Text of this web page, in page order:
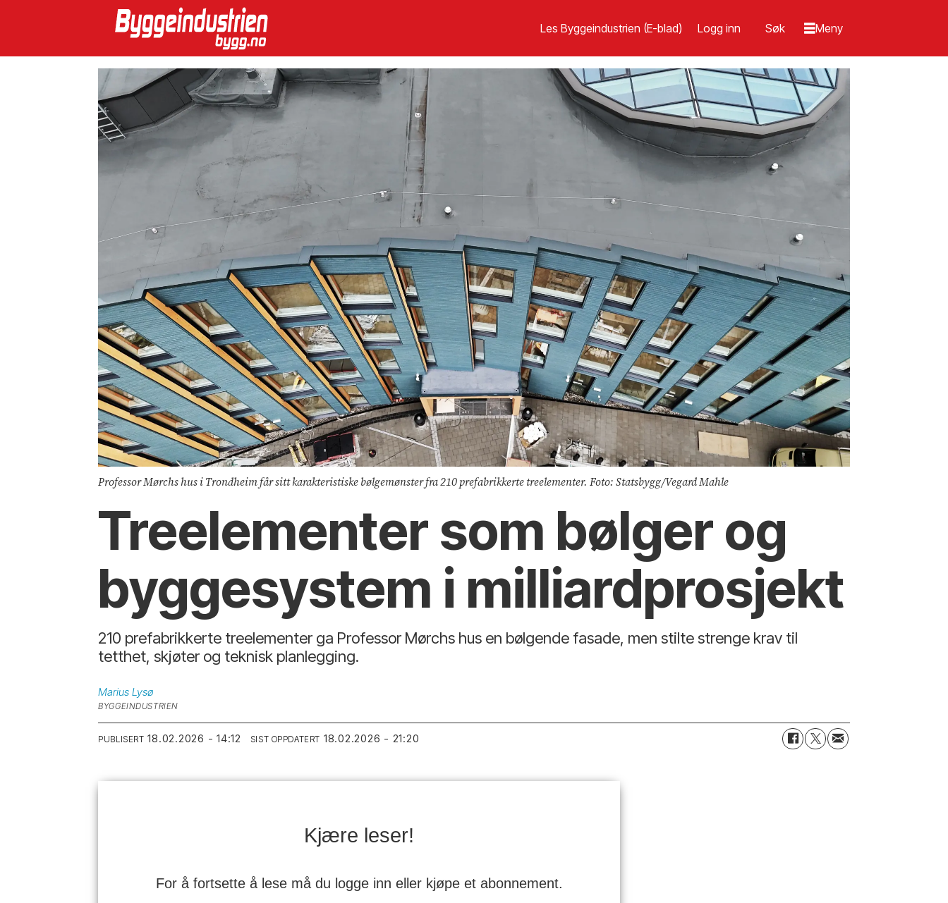
Les Byggeindustrien (E-blad) Logg inn
Professor Mørchs hus i Trondheim får sitt karakteristiske bølgemønster fra 210 prefabrikkerte treelementer. Foto: Statsbygg/Vegard Mahle
Treelementer som bølger og
byggesystem i milliardprosjekt
210 prefabrikkerte treelementer ga Professor Mørchs hus en bølgende fasade, men stilte strenge krav til
tetthet, skjøter og teknisk planlegging.
Marius Lysø
BYGGEINDUSTRIEN
PUBLISERT 18.02.2026 - 14:12 SIST OPPDATERT 18.02.2026 - 21:20
Kjære leser!
For å fortsette å lese må du logge inn eller kjøpe et abonnement.